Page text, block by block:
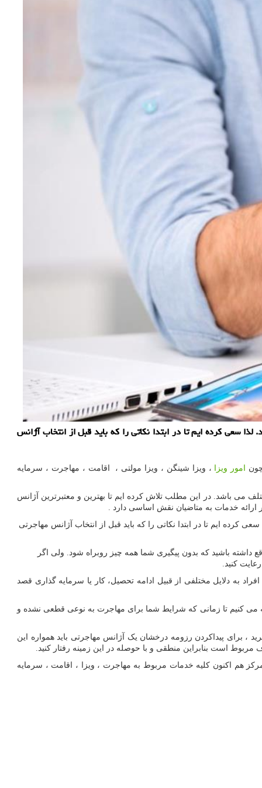
سعی کرده ایم تا در ابتدا نکاتی را که باید قبل از انتخاب آژانس
امور ویزا ، ویزا شینگن ، ویزا مولتی ، اقامت ، مهاجرت ، سرمایه
می باشد. در این مطلب تلاش کرده ایم تا بهترین و معتبرترین آژانس
خدمات به متاضیان نقش اساسی دارد .
کرده ایم تا در ابتدا نکاتی را که باید قبل از انتخاب آژانس مهاجرتی
داشته باشید که بدون پیگیری شما همه چیز روبراه شود. ولی اگر
کنید.
به دلایل مختلفی از قبیل ادامه تحصیل، کار یا سرمایه گذاری قصد
می کنیم تا زمانی که شرایط شما برای مهاجرت به نوعی قطعی نشده و
برای پیداکردن رزومه درخشان یک آژانس مهاجرتی باید همواره این
است بنابراین منطقی و با حوصله در این زمینه رفتار کنید.
از 30 سال تجربه و سابقه در این زمینه میباشد ، این مرکز هم اکنون کلیه خدمات مربوط به مهاجرت ، ویزا ، اقامت ، سرمایه